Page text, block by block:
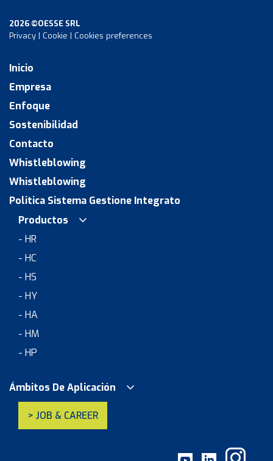
2026 ©OESSE SRL
Privacy | Cookie | Cookies preferences
Inicio
Empresa
Enfoque
Sostenibilidad
Contacto
Whistleblowing
Whistleblowing
Politica Sistema Gestione Integrato
Productos
- HR
- HC
- HS
- HY
- HA
- HM
- HP
Ámbitos De Aplicación
> JOB & CAREER